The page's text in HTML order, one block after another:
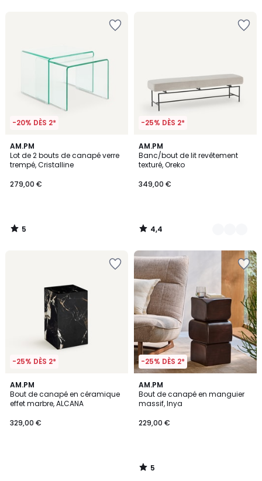
-20% DÈS 2*
AM.PM
Lot de 2 bouts de canapé verre
trempé, Cristalline
279,00 €
5
/
5
5
/
-25% DÈS 2*
AM.PM
Banc/bout de lit revêtement
texturé, Oreko
349,00 €
4,4
/ 5
2
Couleurs
4,4
/
-25% DÈS 2*
AM.PM
Bout de canapé en céramique
effet marbre, ALCANA
329,00 €
-25% DÈS 2*
AM.PM
Bout de canapé en manguier
massif, Inya
229,00 €
5
/
5
5
/